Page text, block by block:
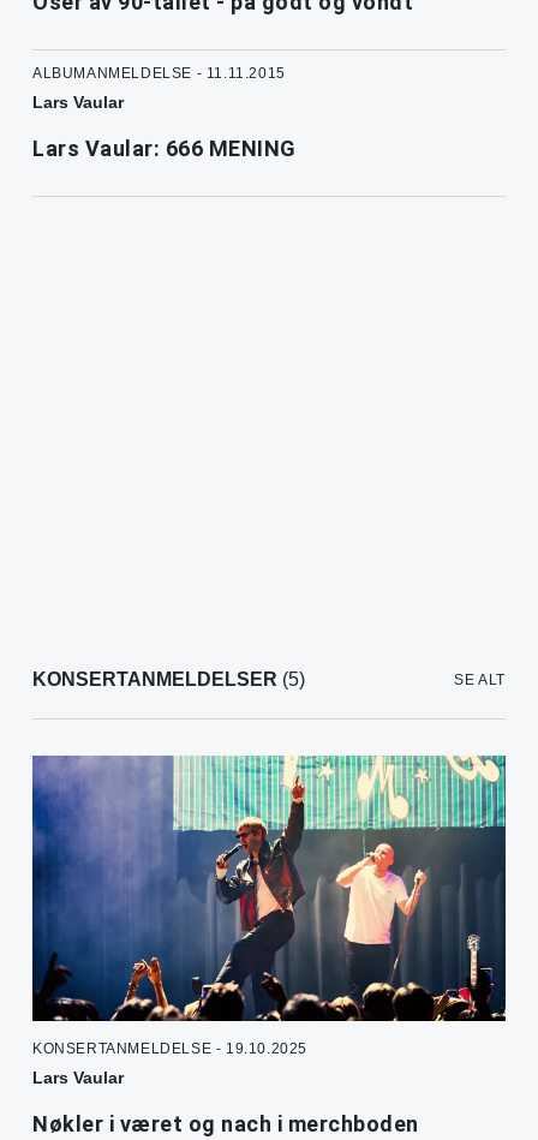
ALBUMANMELDELSE - 11.11.2015
Lars Vaular
Lars Vaular: 666 MENING
KONSERTANMELDELSER (5) SE ALT
KONSERTANMELDELSE - 19.10.2025
Lars Vaular
Nøkler i været og nach i merchboden